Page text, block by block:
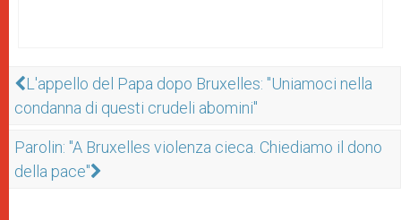
L'appello del Papa dopo Bruxelles: "Uniamoci nella
condanna di questi crudeli abomini"
Parolin: "A Bruxelles violenza cieca. Chiediamo il dono
della pace"